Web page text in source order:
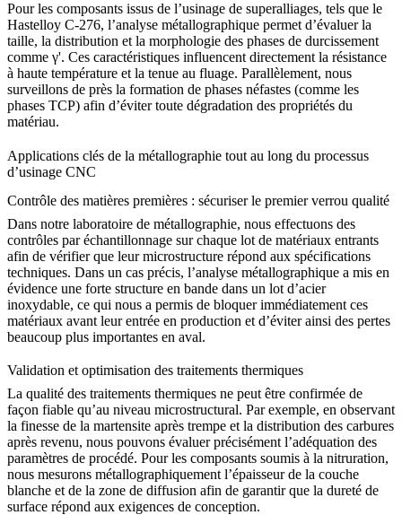
Pour les composants issus de l’usinage de superalliages, tels que le
Hastelloy C-276, l’analyse métallographique permet d’évaluer la
taille, la distribution et la morphologie des phases de durcissement
comme γ'. Ces caractéristiques influencent directement la résistance
à haute température et la tenue au fluage. Parallèlement, nous
surveillons de près la formation de phases néfastes (comme les
phases TCP) afin d’éviter toute dégradation des propriétés du
matériau.
Applications clés de la métallographie tout au long du processus
d’usinage CNC
Contrôle des matières premières : sécuriser le premier verrou qualité
Dans notre laboratoire de métallographie, nous effectuons des
contrôles par échantillonnage sur chaque lot de matériaux entrants
afin de vérifier que leur microstructure répond aux spécifications
techniques. Dans un cas précis, l’analyse métallographique a mis en
évidence une forte structure en bande dans un lot d’acier
inoxydable, ce qui nous a permis de bloquer immédiatement ces
matériaux avant leur entrée en production et d’éviter ainsi des pertes
beaucoup plus importantes en aval.
Validation et optimisation des traitements thermiques
La qualité des traitements thermiques ne peut être confirmée de
façon fiable qu’au niveau microstructural. Par exemple, en observant
la finesse de la martensite après trempe et la distribution des carbures
après revenu, nous pouvons évaluer précisément l’adéquation des
paramètres de procédé. Pour les composants soumis à la nitruration,
nous mesurons métallographiquement l’épaisseur de la couche
blanche et de la zone de diffusion afin de garantir que la dureté de
surface répond aux exigences de conception.